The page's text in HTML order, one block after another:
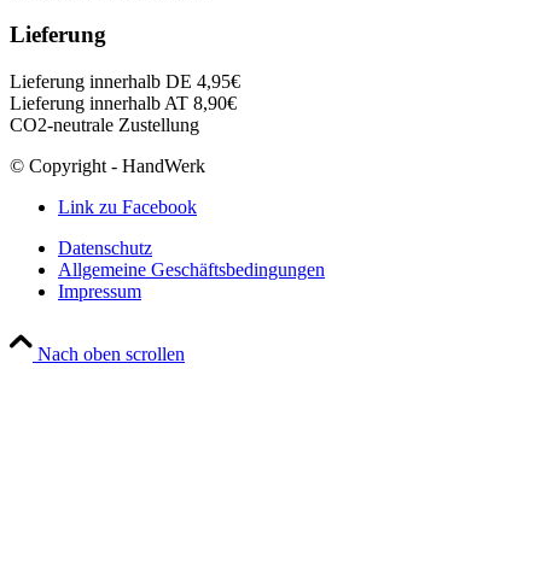
Lieferung
Lieferung innerhalb DE 4,95€
Lieferung innerhalb AT 8,90€
CO2-neutrale Zustellung
© Copyright - HandWerk
Link zu Facebook
Datenschutz
Allgemeine Geschäftsbedingungen
Impressum
Nach oben scrollen